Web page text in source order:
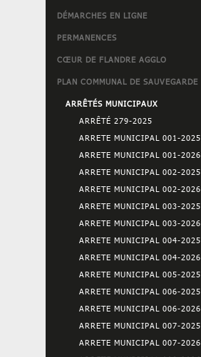
DÉMARCHES EN LIGNE
PERMANENCES
CŒUR DE FLANDRE AGGLO
PLAN COMMUNAL DE SAUVEGARDE
ARRÊTÉS MUNICIPAUX
ARRÊTÉ 279-2025
ARRETE MUNICIPAL 001-2025
ARRETE MUNICIPAL 001-2026
ARRETE MUNICIPAL 002-2025
ARRETE MUNICIPAL 002-2026
ARRETE MUNICIPAL 003-2025
ARRETE MUNICIPAL 003-2026
ARRETE MUNICIPAL 004-2025
ARRETE MUNICIPAL 004-2026
ARRETE MUNICIPAL 005-2025
ARRETE MUNICIPAL 006-2025
ARRETE MUNICIPAL 006-2026
ARRETE MUNICIPAL 007-2025
ARRETE MUNICIPAL 007-2026